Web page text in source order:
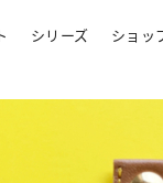
シリーズ ショッ